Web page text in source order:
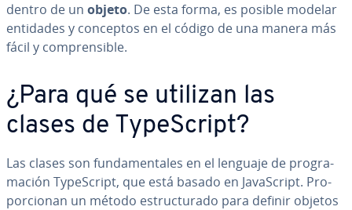
dentro de un objeto. De esta forma, es posible modelar
entidades y conceptos en el código de una manera más
fácil y co­m­pre­n­si­ble.
¿Para qué se utilizan las
clases de Ty­pe­S­cri­pt?
Las clases son fu­n­da­me­n­ta­les en el lenguaje de pro­gra­
ma­ción Ty­pe­S­cri­pt, que está basado en Ja­va­S­cri­pt. Pro­
po­r­cio­nan un método es­tru­c­tu­ra­do para definir objetos